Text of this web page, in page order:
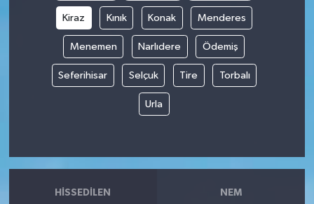
Kiraz Kınık Konak Menderes
Menemen Narlıdere Ödemiş
Seferihisar Selçuk Tire Torbalı
Urla
HISSEDILEN NEM